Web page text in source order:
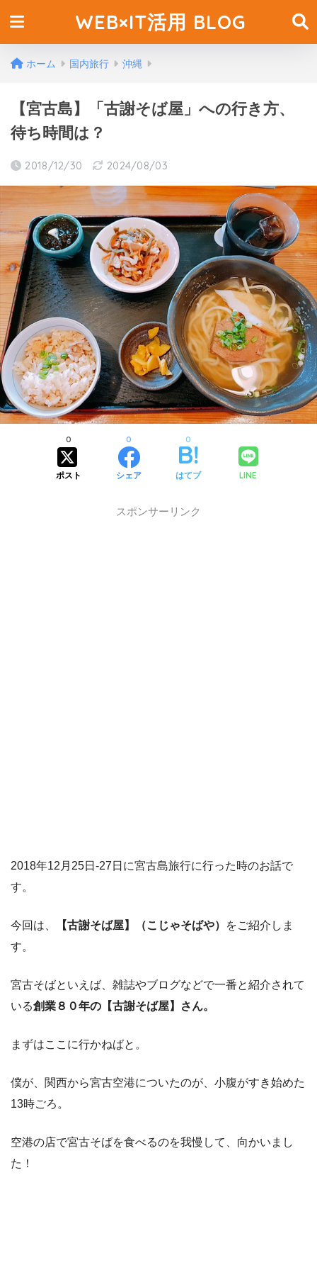
WEB×IT活用 BLOG
ホーム 国内旅行 沖縄
【宮古島】「古謝そば屋」への行き方、
待ち時間は？
2018/12/30 2024/08/03
ポスト
0
シェア
0
はてブ
0
LINE
スポンサーリンク
2018年12月25日-27日に宮古島旅行に行った時のお話で
す。
今回は、 【古謝そば屋】（こじゃそばや）
をご紹介しま
す。
宮古そばといえば、雑誌やブログなどで一番と紹介されて
いる創業８０年の【古謝そば屋】さん。
まずはここに行かねばと。
僕が、関西から宮古空港についたのが、小腹がすき始めた
13時ごろ。
空港の店で宮古そばを食べるのを我慢して、向かいまし
た！